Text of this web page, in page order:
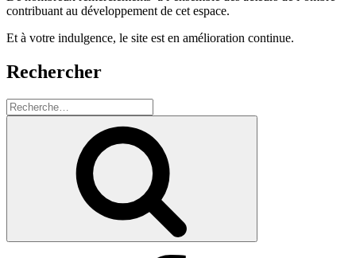
contribuant au développement de cet espace.
Et à votre indulgence, le site est en amélioration continue.
Rechercher
Recherche
pour